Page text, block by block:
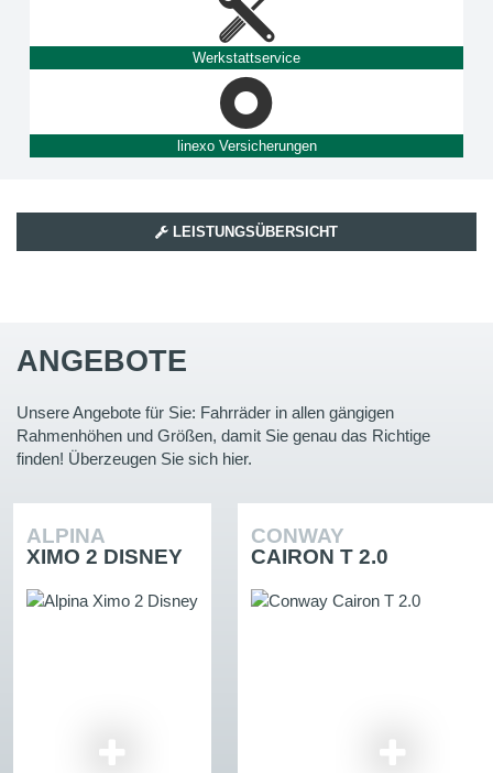
Werkstattservice
linexo Versicherungen
LEISTUNGSÜBERSICHT
ANGEBOTE
Unsere Angebote für Sie: Fahrräder in allen gängigen
Rahmenhöhen und Größen, damit Sie genau das Richtige
finden! Überzeugen Sie sich hier.
ALPINA
XIMO 2 DISNEY
CONWAY
CAIRON T 2.0